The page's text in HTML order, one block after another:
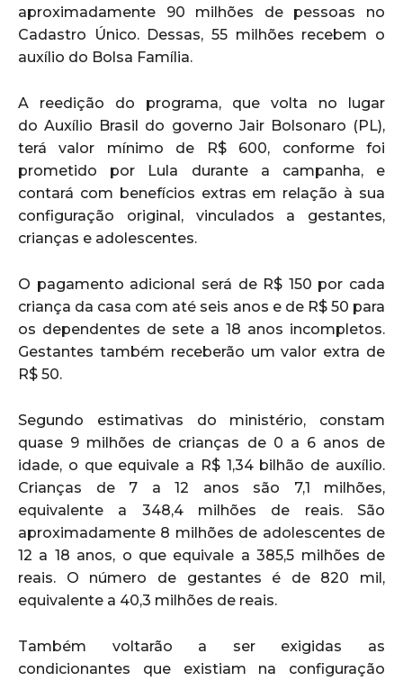
aproximadamente 90 milhões de pessoas no
Cadastro Único. Dessas, 55 milhões recebem o
auxílio do Bolsa Família.
A reedição do programa, que volta no lugar
do Auxílio Brasil do governo Jair Bolsonaro (PL),
terá valor mínimo de R$ 600, conforme foi
prometido por Lula durante a campanha, e
contará com benefícios extras em relação à sua
configuração original, vinculados a gestantes,
crianças e adolescentes.
O pagamento adicional será de R$ 150 por cada
criança da casa com até seis anos e de R$ 50 para
os dependentes de sete a 18 anos incompletos.
Gestantes também receberão um valor extra de
R$ 50.
Segundo estimativas do ministério, constam
quase 9 milhões de crianças de 0 a 6 anos de
idade, o que equivale a R$ 1,34 bilhão de auxílio.
Crianças de 7 a 12 anos são 7,1 milhões,
equivalente a 348,4 milhões de reais. São
aproximadamente 8 milhões de adolescentes de
12 a 18 anos, o que equivale a 385,5 milhões de
reais. O número de gestantes é de 820 mil,
equivalente a 40,3 milhões de reais.
Também voltarão a ser exigidas as
condicionantes que existiam na configuração